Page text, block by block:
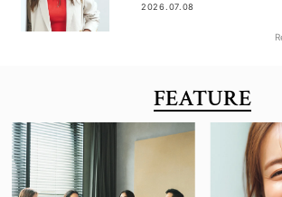
2026.07.08
FEATURE